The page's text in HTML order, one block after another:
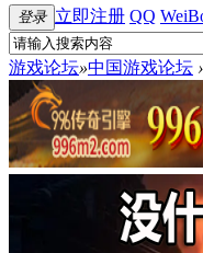
登录 立即注册 QQ
游戏论坛»中国游戏论坛 ›